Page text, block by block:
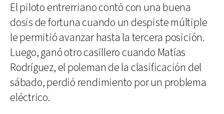
El piloto entrerriano contó con una buena
dosis de fortuna cuando un despiste múltiple
le permitió avanzar hasta la tercera posición.
Luego, ganó otro casillero cuando Matías
Rodríguez, el poleman de la clasificación del
sábado, perdió rendimiento por un problema
eléctrico.